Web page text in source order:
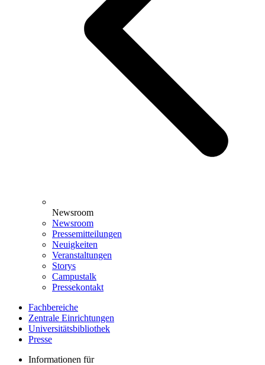
Newsroom
Newsroom
Pressemitteilungen
Neuigkeiten
Veranstaltungen
Storys
Campustalk
Pressekontakt
Fachbereiche
Zentrale Einrichtungen
Universitätsbibliothek
Presse
Informationen für